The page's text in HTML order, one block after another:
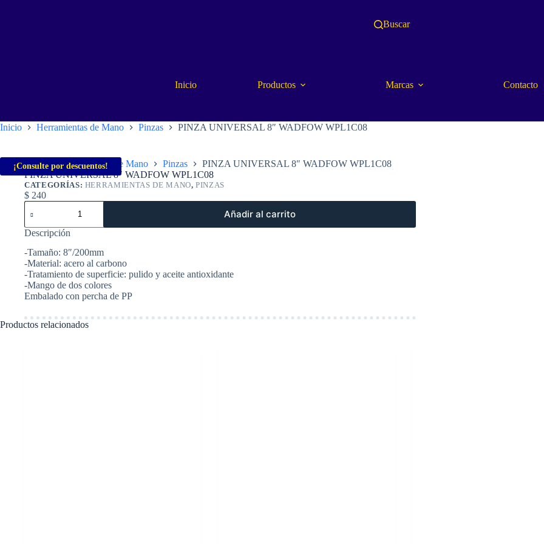
Buscar
Inicio Productos Marcas Contacto
Inicio Herramientas de Mano Pinzas PINZA UNIVERSAL 8″ WADFOW WPL1C08
¡Consulte por descuentos!
Inicio Herramientas de Mano Pinzas
PINZA UNIVERSAL 8″ WADFOW WPL1C08
PINZA UNIVERSAL 8″ WADFOW WPL1C08
CATEGORÍAS: HERRAMIENTAS DE MANO,PINZAS
$ 240
PINZA
UNIVERSAL
8"
WADFOW
cantidad
Añadir al carrito
Descripción
-Tamaño: 8″/200mm
-Material: acero al carbono
-Tratamiento de superficie: pulido y aceite antioxidante
-Mango de dos colores
Embalado con percha de PP
Productos relacionados